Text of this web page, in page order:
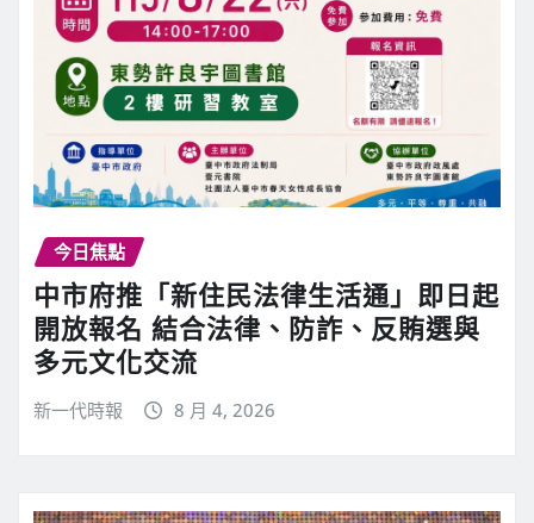
今日焦點
中市府推「新住民法律生活通」即日起
開放報名 結合法律、防詐、反賄選與
多元文化交流
新一代時報 8 月 4, 2026